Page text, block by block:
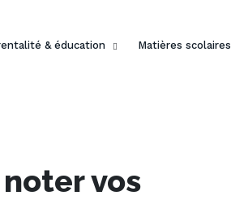
& éducation Matières scolaires
vos